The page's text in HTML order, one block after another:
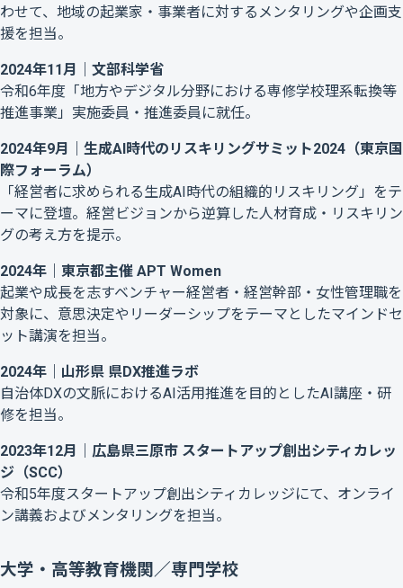
わせて、地域の起業家・事業者に対するメンタリングや企画支
援を担当。
2024年11月｜文部科学省
令和6年度「地方やデジタル分野における専修学校理系転換等
推進事業」実施委員・推進委員に就任。
2024年9月｜生成AI時代のリスキリングサミット2024（東京国
際フォーラム）
「経営者に求められる生成AI時代の組織的リスキリング」をテ
ーマに登壇。経営ビジョンから逆算した人材育成・リスキリン
グの考え方を提示。
2024年｜東京都主催 APT Women
起業や成長を志すベンチャー経営者・経営幹部・女性管理職を
対象に、意思決定やリーダーシップをテーマとしたマインドセ
ット講演を担当。
2024年｜山形県 県DX推進ラボ
自治体DXの文脈におけるAI活用推進を目的としたAI講座・研
修を担当。
2023年12月｜広島県三原市 スタートアップ創出シティカレッ
ジ（SCC）
令和5年度スタートアップ創出シティカレッジにて、オンライ
ン講義およびメンタリングを担当。
大学・高等教育機関／専門学校